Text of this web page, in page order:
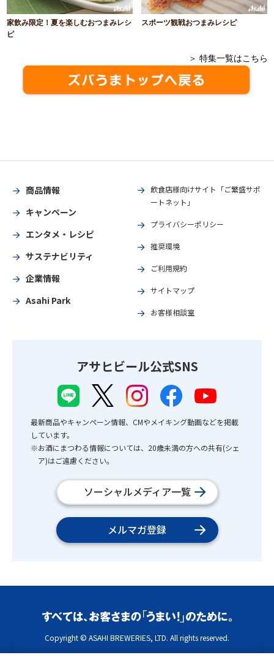
家飲み限定！夏を楽しむおつまみレシ
ピ
スポーツ観戦おつまみレシピ
＞ 特集一覧はこちら
商品情報
キャンペーン
エンタメ・レシピ
サステナビリティ
企業情報
Asahi Park
飲食店様向けサイト「ご繁盛サポ
ートネット」
プライバシーポリシー
推奨環境
ご利用規約
サイトマップ
お客様相談室
アサヒビール公式SNS
最新商品やキャンペーン情報、CMやメイキング動画などを掲載
しています。
※お酒にまつわる情報については、20歳未満の方への共有(シェ
ア)はご遠慮ください。
ソーシャルメディア一覧
メルマガ登録
Copyright © ASAHI BREWERIES, LTD. All rights reserved.